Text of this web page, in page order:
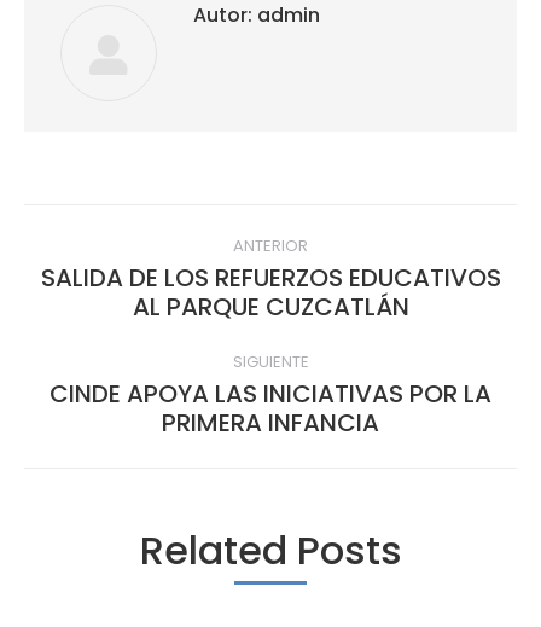
Autor: admin
Navegación
entre
publicaciones
ANTERIOR
Publicación
anterior:
SALIDA DE LOS REFUERZOS EDUCATIVOS
AL PARQUE CUZCATLÁN
SIGUIENTE
Publicación
siguiente:
CINDE APOYA LAS INICIATIVAS POR LA
PRIMERA INFANCIA
Related Posts